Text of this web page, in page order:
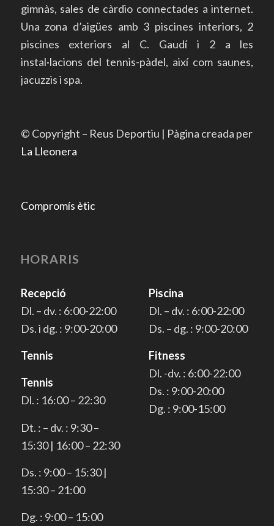
gimnàs, sales de càrdio connectades a internet.
Una zona d’aigües amb 3 piscines interiors, 2
piscines exteriors al C. Gaudí i 2 a les
instal·lacions del tennis-pàdel, així com saunes,
jacuzzis i spa.
© Copyright – Reus Deportiu | Pàgina creada per
La Lleonera
Compromís ètic
HORARIS
Recepció
Dl. – dv. : 6:00-22:00
Ds. i dg. : 9:00-20:00
Tennis
Tennis
Dl. : 16:00 – 22:30
Dt. : – dv. : 9:30 –
15:30 | 16:00 – 22:30
Ds. : 9:00 – 15:30 |
15:30 – 21:00
Dg. : 9:00 – 15:00
Piscina
Dl. – dv. : 6:00-22:00
Ds. – dg. : 9:00-20:00
Fitness
Dl. -dv. : 6:00-22:00
Ds. : 9:00-20:00
Dg. : 9:00-15:00